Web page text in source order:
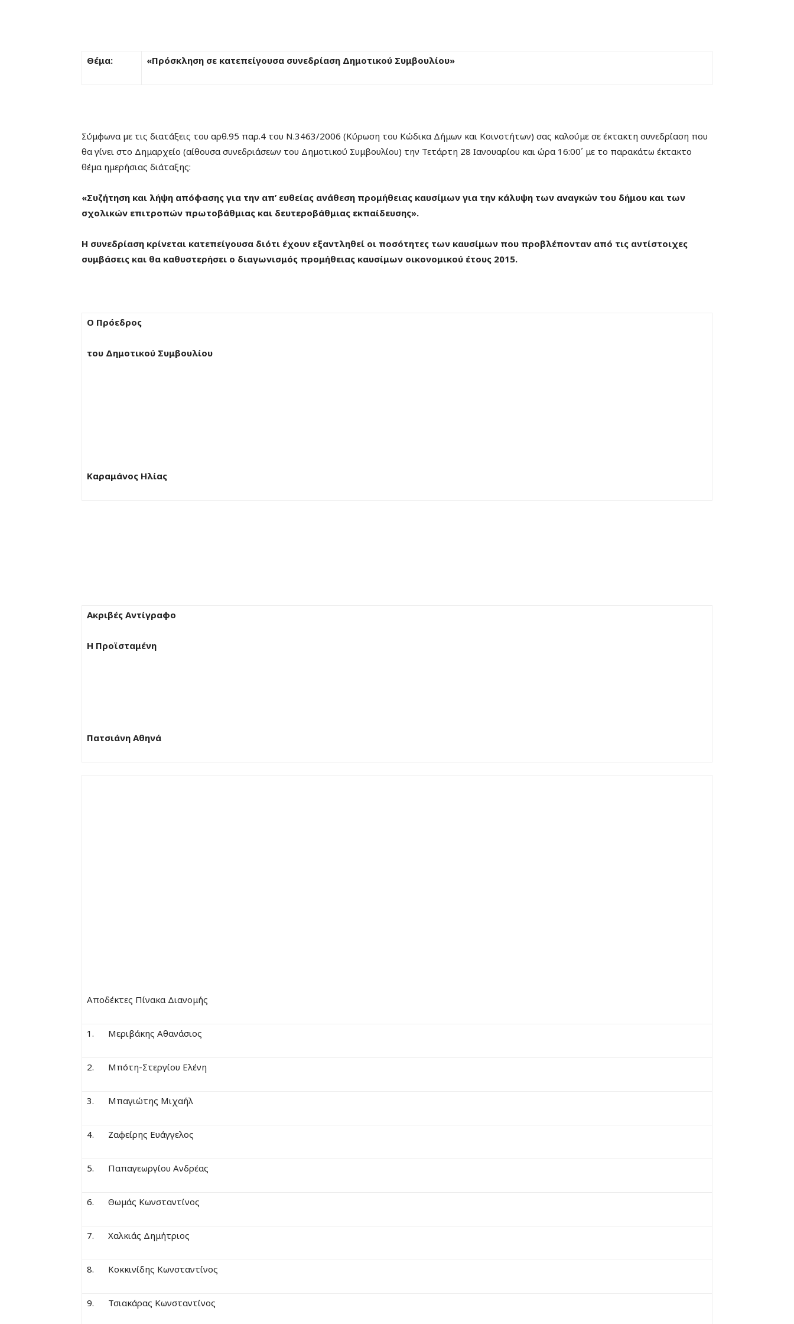
Θέμα: «Πρόσκληση σε κατεπείγουσα συνεδρίαση Δημοτικού Συμβουλίου»
Σύμφωνα με τις διατάξεις του αρθ.95 παρ.4 του Ν.3463/2006 (Κύρωση του Κώδικα Δήμων και Κοινοτήτων) σας καλούμε σε έκτακτη συνεδρίαση που
θα γίνει στο Δημαρχείο (αίθουσα συνεδριάσεων του Δημοτικού Συμβουλίου) την Τετάρτη 28 Ιανουαρίου και ώρα 16:00΄ με το παρακάτω έκτακτο
θέμα ημερήσιας διάταξης:
«Συζήτηση και λήψη απόφασης για την απ’ ευθείας ανάθεση προμήθειας καυσίμων για την κάλυψη των αναγκών του δήμου και των
σχολικών επιτροπών πρωτοβάθμιας και δευτεροβάθμιας εκπαίδευσης».
Η συνεδρίαση κρίνεται κατεπείγουσα διότι έχουν εξαντληθεί οι ποσότητες των καυσίμων που προβλέπονταν από τις αντίστοιχες
συμβάσεις και θα καθυστερήσει ο διαγωνισμός προμήθειας καυσίμων οικονομικού έτους 2015.
Ο Πρόεδρος
του Δημοτικού Συμβουλίου
Καραμάνος Ηλίας
Ακριβές Αντίγραφο
Η Προϊσταμένη
Πατσιάνη Αθηνά
Αποδέκτες Πίνακα Διανομής
1. Μεριβάκης Αθανάσιος
2. Μπότη-Στεργίου Ελένη
3. Μπαγιώτης Μιχαήλ
4. Ζαφείρης Ευάγγελος
5. Παπαγεωργίου Ανδρέας
6. Θωμάς Κωνσταντίνος
7. Χαλκιάς Δημήτριος
8. Κοκκινίδης Κωνσταντίνος
9. Τσιακάρας Κωνσταντίνος